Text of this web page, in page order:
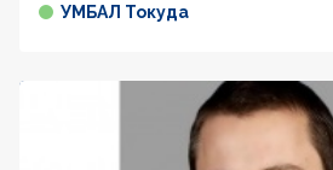
УМБАЛ Токуда